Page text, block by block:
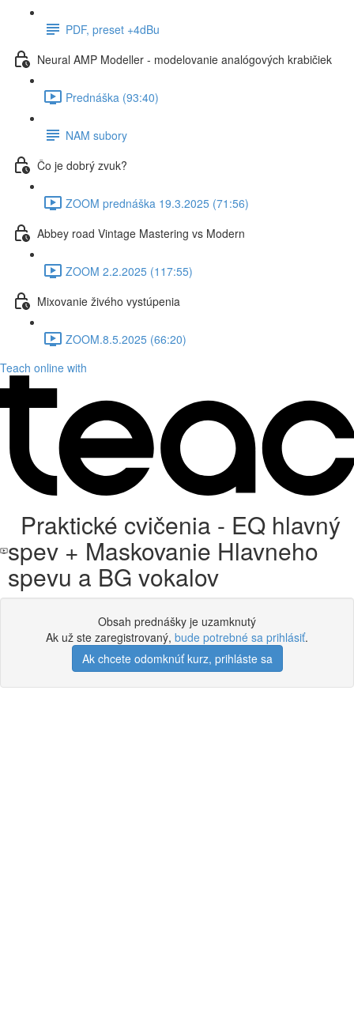
PDF, preset +4dBu
Neural AMP Modeller - modelovanie analógových krabičiek
Prednáška (93:40)
NAM subory
Čo je dobrý zvuk?
ZOOM prednáška 19.3.2025 (71:56)
Abbey road Vintage Mastering vs Modern
ZOOM 2.2.2025 (117:55)
Mixovanie živého vystúpenia
ZOOM.8.5.2025 (66:20)
Teach online with
Praktické cvičenia - EQ hlavný
spev + Maskovanie Hlavneho
spevu a BG vokalov
Obsah prednášky je uzamknutý
Ak už ste zaregistrovaný, bude potrebné sa prihlásiť.
Ak chcete odomknúť kurz, prihláste sa